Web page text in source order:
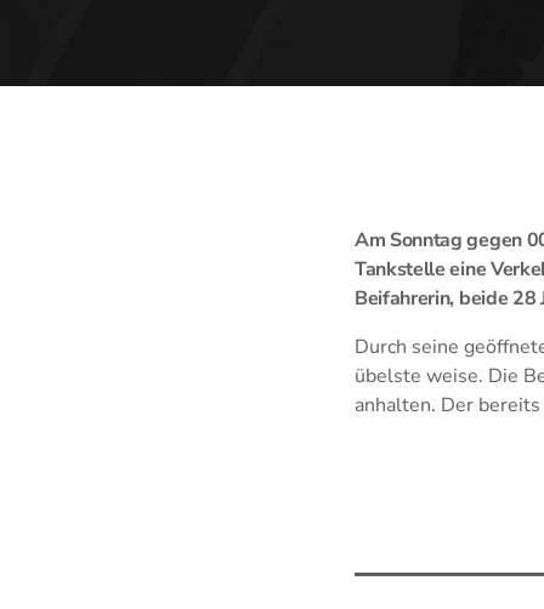
Am Sonntag gegen
Tankstelle eine
Beifahrerin, beide 28
Durch seine
übelste weise. Die
anhalten. Der